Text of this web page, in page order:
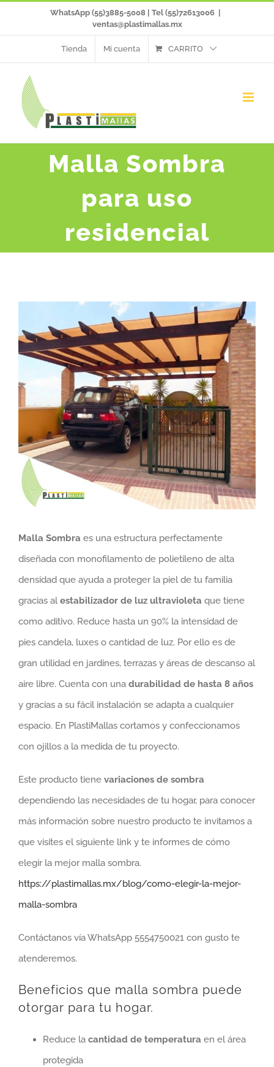
WhatsApp (55)3885-5008 | Tel (55)72613006
ventas@plastimallas.mx
Tienda Mi cuenta CARRITO
Malla Sombra
para uso
residencial
imagen
más
Malla Sombra es una estructura perfectamente
diseñada con monofilamento de polietileno de alta
densidad que ayuda a proteger la piel de tu familia
gracias alestabilizador de luz ultravioleta que tiene
como aditivo. Reduce hasta un 90% la intensidad de
pies candela, luxes o cantidad de luz. Por ello es de
gran utilidad en jardines, terrazas y áreas de descanso al
aire libre. Cuenta con una durabilidad de hasta 8 años
y gracias a su fácil instalación se adapta a cualquier
espacio. En PlastiMallas cortamos y confeccionamos
con ojillos a la medida de tu proyecto.
Este producto tiene variaciones de sombra
dependiendo las necesidades de tu hogar, para conocer
más información sobre nuestro producto te invitamos a
que visites el siguiente link y te informes de cómo
elegir la mejor malla sombra.
https://plastimallas.mx/blog/como-elegir-la-mejor-
malla-sombra
Contáctanos vía WhatsApp 5554750021 con gusto te
atenderemos.
Beneficios que malla sombra puede
otorgar para tu hogar.
Reduce la cantidad de temperatura en el área
protegida